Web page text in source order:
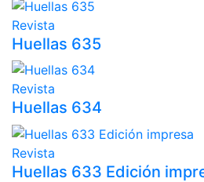
Revista
Huellas 635
Revista
Huellas 634
Revista
Huellas 633 Edición